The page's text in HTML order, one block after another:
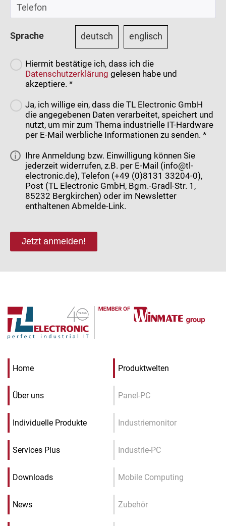
Sprache deutsch englisch
Hiermit bestätige ich, dass ich die
Datenschutzerklärung gelesen habe und
akzeptiere. *
Ja, ich willige ein, dass die TL Electronic GmbH
die angegebenen Daten verarbeitet, speichert und
nutzt, um mir zum Thema industrielle IT-Hardware
per E-Mail werbliche Informationen zu senden. *
Ihre Anmeldung bzw. Einwilligung können Sie
jederzeit widerrufen, z.B. per E-Mail (info@tl-
electronic.de), Telefon (+49 (0)8131 33204-0),
Post (TL Electronic GmbH, Bgm.-Gradl-Str. 1,
85232 Bergkirchen) oder im Newsletter
enthaltenen Abmelde-Link.
Jetzt anmelden!
Home
Über uns
Individuelle Produkte
Services Plus
Downloads
News
Produktwelten
Panel-PC
Industriemonitor
Industrie-PC
Mobile Computing
Zubehör